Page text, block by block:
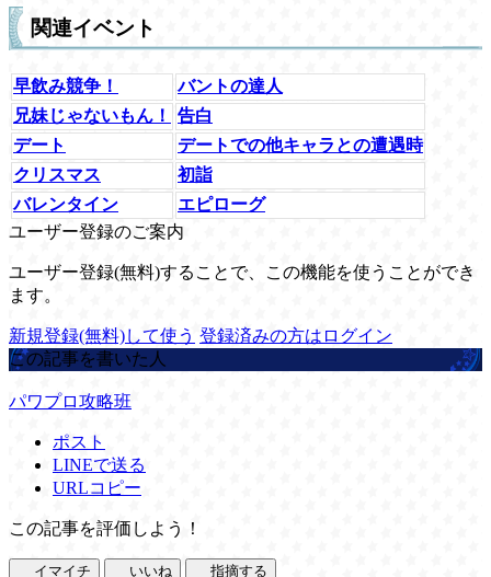
関連イベント
早飲み競争！
バントの達人
兄妹じゃないもん！
告白
デート
デートでの他キャラとの遭遇時
クリスマス
初詣
バレンタイン
エピローグ
ユーザー登録のご案内
ユーザー登録(無料)することで、この機能を使うことができ
ます。
新規登録(無料)して使う 登録済みの方はログイン
この記事を書いた人
パワプロ攻略班
ポスト
LINEで送る
URLコピー
この記事を評価しよう！
イマイチ いいね 指摘する